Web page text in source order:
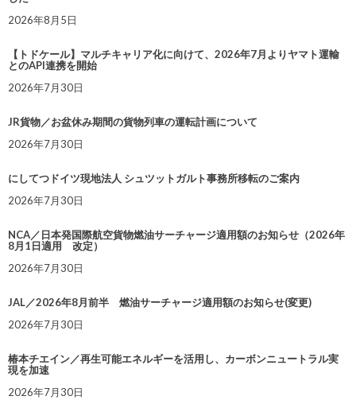
2026年8月5日
【トドケール】マルチキャリア化に向けて、2026年7月よりヤマト運輸
とのAPI連携を開始
2026年7月30日
JR貨物／お盆休み期間の貨物列車の運転計画について
2026年7月30日
にしてつドイツ現地法人 シュツットガルト事務所移転のご案内
2026年7月30日
NCA／日本発国際航空貨物燃油サーチャージ適用額のお知らせ（2026年
8月1日適用 改定）
2026年7月30日
JAL／2026年8月前半 燃油サーチャージ適用額のお知らせ(変更)
2026年7月30日
椿本チエイン／再生可能エネルギーを活用し、カーボンニュートラル実
現を加速
2026年7月30日